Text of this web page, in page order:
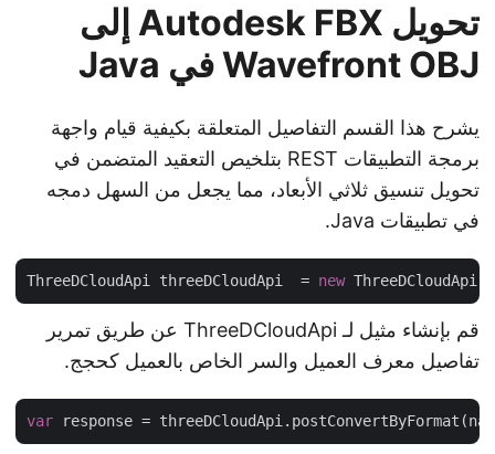
تحويل Autodesk FBX إلى
Wavefront OBJ في Java
يشرح هذا القسم التفاصيل المتعلقة بكيفية قيام واجهة
برمجة التطبيقات REST بتلخيص التعقيد المتضمن في
تحويل تنسيق ثلاثي الأبعاد، مما يجعل من السهل دمجه
في تطبيقات Java.
ThreeDCloudApi threeDCloudApi  = new
قم بإنشاء مثيل لـ ThreeDCloudApi عن طريق تمرير
تفاصيل معرف العميل والسر الخاص بالعميل كحجج.
var response =